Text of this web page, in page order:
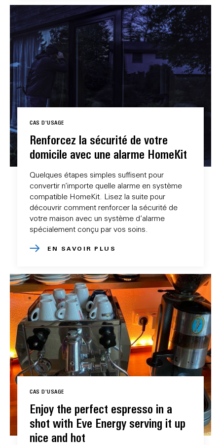
CAS D'USAGE
Renforcez la sécurité de votre
domicile avec une alarme HomeKit
Quelques étapes simples suffisent pour
convertir n’importe quelle alarme en système
compatible HomeKit. Lisez la suite pour
découvrir comment renforcer la sécurité de
votre maison avec un système d’alarme
spécialement conçu par vos soins.
EN SAVOIR PLUS
CAS D'USAGE
Enjoy the perfect espresso in a
shot with Eve Energy serving it up
nice and hot